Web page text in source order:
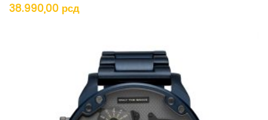
38.990,00 рсд